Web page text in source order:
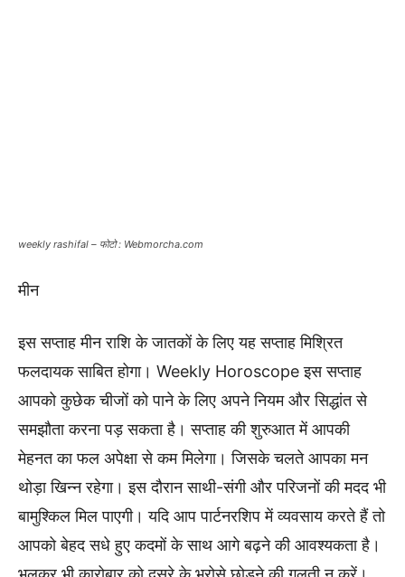
weekly rashifal – फोटो : Webmorcha.com
मीन
इस सप्ताह मीन राशि के जातकों के लिए यह सप्ताह मिश्रित
फलदायक साबित होगा। Weekly Horoscope इस सप्ताह
आपको कुछेक चीजों को पाने के लिए अपने नियम और सिद्धांत से
समझौता करना पड़ सकता है। सप्ताह की शुरुआत में आपकी
मेहनत का फल अपेक्षा से कम मिलेगा। जिसके चलते आपका मन
थोड़ा खिन्न रहेगा। इस दौरान साथी-संगी और परिजनों की मदद भी
बामुश्किल मिल पाएगी। यदि आप पार्टनरशिप में व्यवसाय करते हैं तो
आपको बेहद सधे हुए कदमों के साथ आगे बढ़ने की आवश्यकता है।